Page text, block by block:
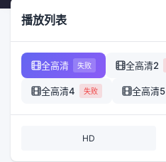
播放列表
全高清 失败 全高清2
全高清4 失败 全高清5
HD